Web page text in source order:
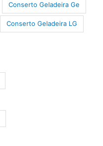
Conserto Geladeira Ge
Conserto Geladeira LG